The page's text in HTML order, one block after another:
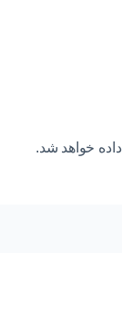
خواهد شد.